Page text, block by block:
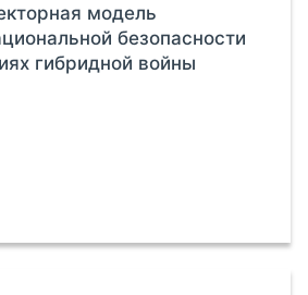
модель
безопасности
гибридной войны